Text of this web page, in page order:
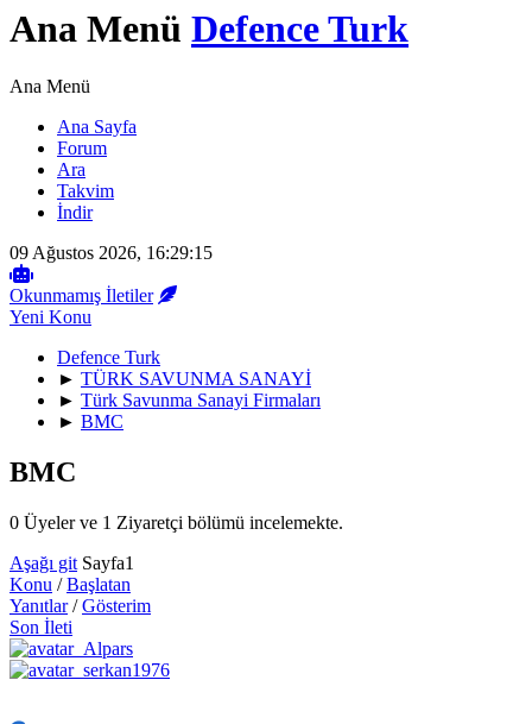
Ana Menü Defence Turk
Ana Menü
Ana Sayfa
Forum
Ara
Takvim
İndir
09 Ağustos 2026, 16:29:15
Okunmamış İletiler
Yeni Konu
Defence Turk
► TÜRK SAVUNMA SANAYİ
► Türk Savunma Sanayi Firmaları
► BMC
BMC
0 Üyeler ve 1 Ziyaretçi bölümü incelemekte.
Aşağı git Sayfa1
Konu /Başlatan
Yanıtlar/Gösterim
Son İleti